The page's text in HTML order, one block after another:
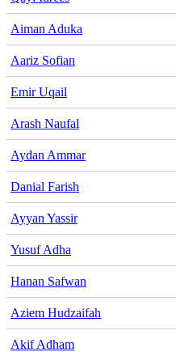
Aiman Aduka
Aariz Sofian
Emir Uqail
Arash Naufal
Aydan Ammar
Danial Farish
Ayyan Yassir
Yusuf Adha
Hanan Safwan
Aziem Hudzaifah
Akif Adham